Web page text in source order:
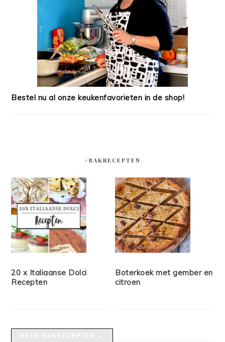
Bestel nu al onze keukenfavorieten in de shop!
#BAKRECEPTEN
20 x Italiaanse Dolci
Recepten
Boterkoek met gember en
citroen